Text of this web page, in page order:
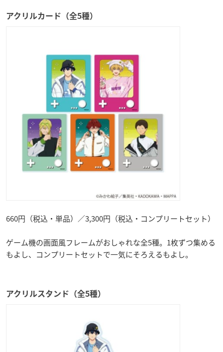
アクリルカード（全5種）
660円（税込・単品）／3,300円（税込・コンプリートセット）
ゲーム機の画面風フレームがおしゃれな全5種。1枚ずつ集める
もよし、コンプリートセットで一気にそろえるもよし。
アクリルスタンド（全5種）